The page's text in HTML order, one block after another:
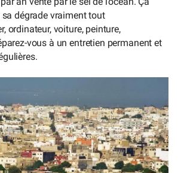
dégrade vraiment tout
ordinateur, voiture, peinture,
vous à un entretien permanent et